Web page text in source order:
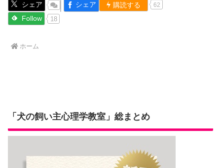
シェア シェア 購読する 62
Follow 18
ホーム
「犬の飼い主心理学教室」総まとめ